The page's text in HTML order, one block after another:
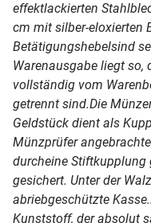
effektlackierten
cm mit silber-eloxierten
Betätigungshebelsind
Warenausgabe liegt so,
vollständig vom
getrennt sind.Die
Geldstück dient als
Münzprüfer
durcheine Stiftkupplung
gesichert. Unter der
abriebgeschützte
Kunststoff, der absolut